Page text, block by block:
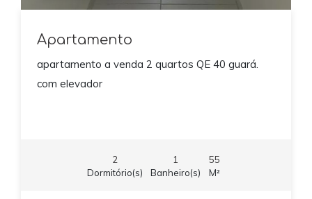
Apartamento
apartamento a venda 2 quartos QE 40 guará.
com elevador
2
Dormitório(s)
1
Banheiro(s)
55
M²